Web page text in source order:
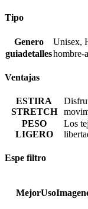
Tipo
Genero
Unisex,
guiadetalleshombre-
Ventajas
ESTIRA
STRETCH
PESO
LIGERO
Los
Espe filtro